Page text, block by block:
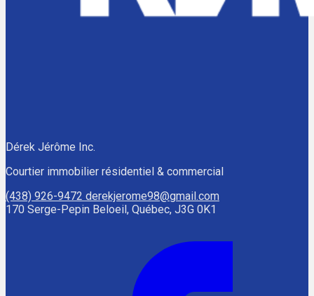
Dérek Jérôme Inc.
Courtier immobilier résidentiel & commercial
(438) 926-9472 derekjerome98@gmail.com
170 Serge-Pepin Beloeil, Québec, J3G 0K1